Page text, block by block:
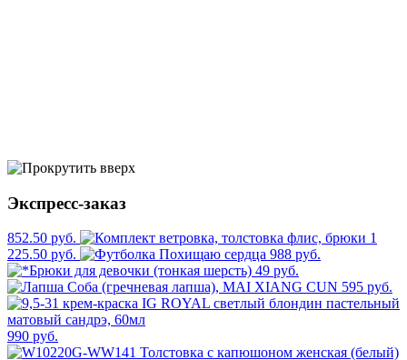
Экспресс-заказ
852.50 руб.
1
225.50 руб.
988 руб.
49 руб.
595 руб.
990 руб.